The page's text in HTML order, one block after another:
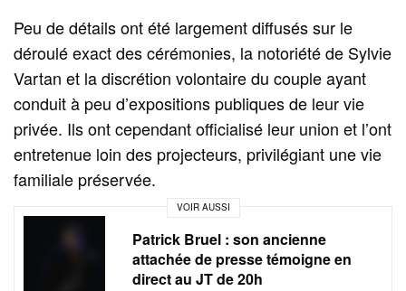
Peu de détails ont été largement diffusés sur le
déroulé exact des cérémonies, la notoriété de Sylvie
Vartan et la discrétion volontaire du couple ayant
conduit à peu d’expositions publiques de leur vie
privée. Ils ont cependant officialisé leur union et l’ont
entretenue loin des projecteurs, privilégiant une vie
familiale préservée.
VOIR AUSSI
Patrick Bruel : son ancienne
attachée de presse témoigne en
direct au JT de 20h